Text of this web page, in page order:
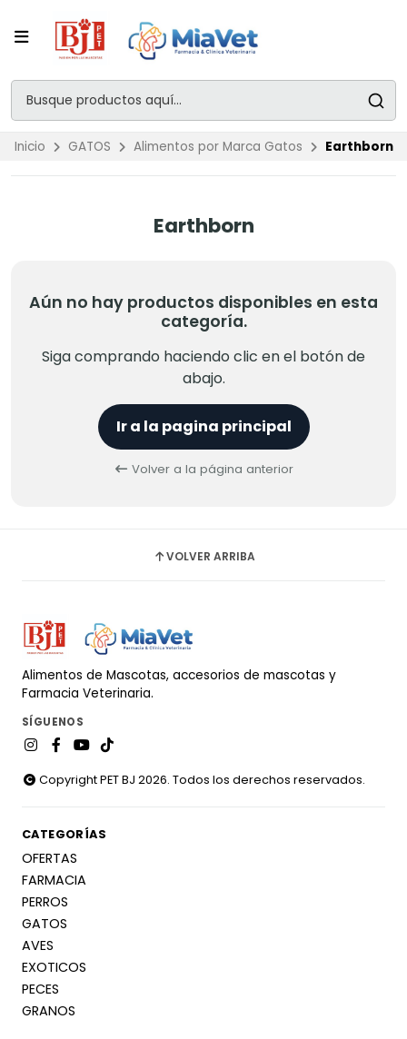
Inicio GATOS Alimentos por Marca Gatos Earthborn
Earthborn
Aún no hay productos disponibles en esta
categoría.
Siga comprando haciendo clic en el botón de
abajo.
Ir a la pagina principal
Volver a la página anterior
VOLVER ARRIBA
Alimentos de Mascotas, accesorios de mascotas y
Farmacia Veterinaria.
SÍGUENOS
Copyright PET BJ 2026. Todos los derechos reservados.
CATEGORÍAS
OFERTAS
FARMACIA
PERROS
GATOS
AVES
EXOTICOS
PECES
GRANOS